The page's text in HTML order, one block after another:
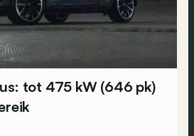
tot 475 kW (646 pk)